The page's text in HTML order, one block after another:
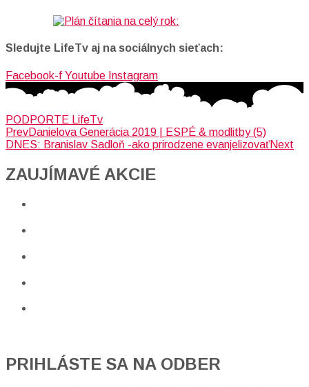
Sledujte LifeTv aj na sociálnych sieťach:
Facebook-f Youtube Instagram
PODPORTE LifeTv
PrevDanielova Generácia 2019 | ESPÉ & modlitby (5)
DNES: Branislav Sadloň -ako prirodzene evanjelizovaťNext
ZAUJÍMAVÉ AKCIE​
PRIHLÁSTE SA NA ODBER